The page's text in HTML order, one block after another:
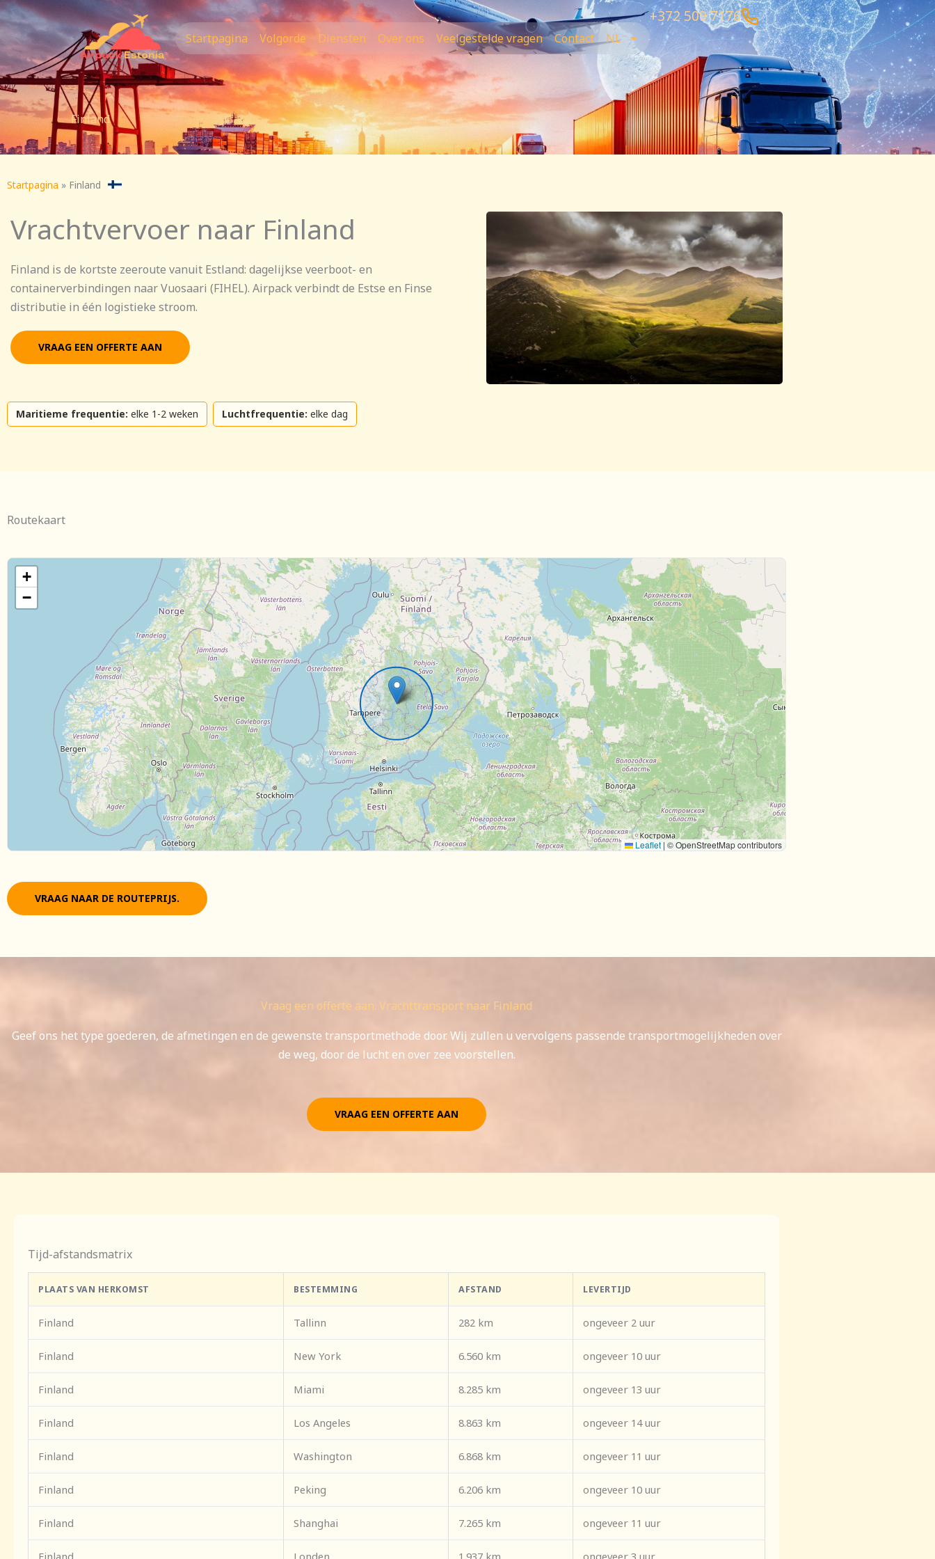
Ga
naar
de
inhoud
Startpagina Volgorde Diensten Over ons Veelgestelde vragen Contact NL
+372 509 7176
Finland
Startpagina » Finland
Vrachtvervoer naar Finland
Finland is de kortste zeeroute vanuit Estland: dagelijkse veerboot- en
containerverbindingen naar Vuosaari (FIHEL). Airpack verbindt de Estse en Finse
distributie in één logistieke stroom.
VRAAG EEN OFFERTE AAN
Maritieme frequentie: elke 1-2 weken Luchtfrequentie: elke dag
Routekaart
+
−
Leaflet | © OpenStreetMap contributors
VRAAG NAAR DE ROUTEPRIJS.
Vraag een offerte aan: Vrachttransport naar Finland
Geef ons het type goederen, de afmetingen en de gewenste transportmethode door. Wij zullen u vervolgens passende transportmogelijkheden over
de weg, door de lucht en over zee voorstellen.
VRAAG EEN OFFERTE AAN
Tijd-afstandsmatrix
PLAATS VAN HERKOMST BESTEMMING AFSTAND LEVERTIJD
Finland Tallinn 282 km ongeveer 2 uur
Finland New York 6.560 km ongeveer 10 uur
Finland Miami 8.285 km ongeveer 13 uur
Finland Los Angeles 8.863 km ongeveer 14 uur
Finland Washington 6.868 km ongeveer 11 uur
Finland Peking 6.206 km ongeveer 10 uur
Finland Shanghai 7.265 km ongeveer 11 uur